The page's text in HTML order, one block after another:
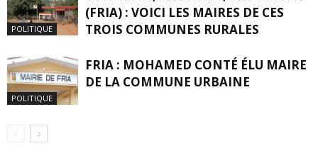
POLITIQUE
(FRIA) : VOICI LES MAIRES DE CES
TROIS COMMUNES RURALES
POLITIQUE
FRIA : MOHAMED CONTÉ ÉLU MAIRE
DE LA COMMUNE URBAINE